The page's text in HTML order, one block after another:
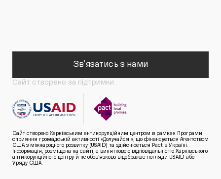
Зв'язатись з нами
Сайт створено за підтримки
Сайт створено Харківським антикорупційним центром в рамках Програми
сприяння громадській активності «Долучайся!», що фінансується Агентством
США з міжнародного розвитку (USAID) та здійснюється Pact в Україні.
Інформація, розміщена на сайті, є винятковою відповідальністю Харківського
антикорупційного центру й не обов’язково відображає погляди USAID або
Уряду США.